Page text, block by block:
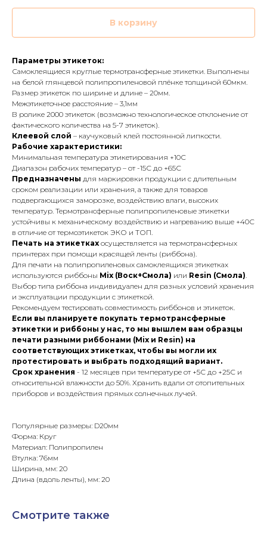
В корзину
Параметры этикеток:
Самоклеящиеся круглые термотрансферные этикетки. Выполнены
на белой глянцевой полипропиленовой плёнке толщиной 60мкм.
Размер этикеток по ширине и длине – 20мм.
Межэтикеточное расстояние – 3,1мм
В ролике 2000 этикеток (возможно технологическое отклонение от
фактического количества на 5-7 этикеток).
Клеевой слой – каучуковый клей постоянной липкости.
Рабочие характеристики:
Минимальная температура этикетирования +10С
Диапазон рабочих температур – от -15С до +65С
Предназначены для маркировки продукции с длительным
сроком реализации или хранения, а также для товаров
подвергающихся заморозке, воздействию влаги, высоких
температур. Термотрансферные полипропиленовые этикетки
устойчивы к механическому воздействию и нагреванию выше +40С
в отличие от термоэтикеток ЭКО и ТОП.
Печать на этикеткахосуществляется на термотрансферных
принтерах при помощи красящей ленты (риббона).
Для печати на полипропиленовых самоклеящихся этикетках
используются риббоны Mix (Воск+Смола) или Resin (Смола).
Выбор типа риббона индивидуален для разных условий хранения
и эксплуатации продукции с этикеткой.
Рекомендуем тестировать совместимость риббонов и этикеток.
Если вы планируете покупать термотрансферные
этикетки и риббоны у нас, то мы вышлем вам образцы
печати разными риббонами (Mix и Resin) на
соответствующих этикетках, чтобы вы могли их
протестировать и выбрать подходящий вариант.
Срок хранения - 12 месяцев при температуре от +5С до +25С и
относительной влажности до 50%. Хранить вдали от отопительных
приборов и воздействия прямых солнечных лучей.
Популярные размеры: D20мм
Форма: Круг
Материал: Полипропилен
Втулка: 76мм
Ширина, мм: 20
Длина (вдоль ленты), мм: 20
Смотрите также